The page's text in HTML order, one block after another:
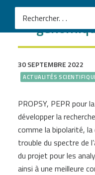
Le
30 SEPTEMBRE 2022
ACTUALITÉS
PROPSY, PEPR pour
développer la
comme la bipolarité,
trouble du spectre de
du projet pour les
ainsi à une meilleure